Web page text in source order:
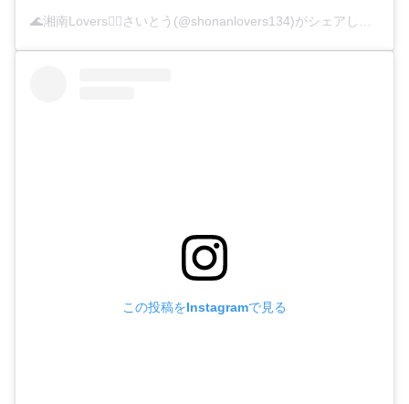
この投稿をInstagramで見る